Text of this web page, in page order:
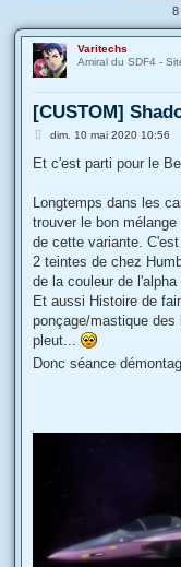
8
Varitechs
Amiral du SDF4 -
[CUSTOM]
M
s
g
dim. 10 mai 2020 10:56
Et c'est parti pour le
Longtemps dans les
trouver le bon
de cette variante.
2 teintes de chez
de la couleur de l'alpha
Et aussi Histoire de
ponçage/mastique
pleut...
Donc séance